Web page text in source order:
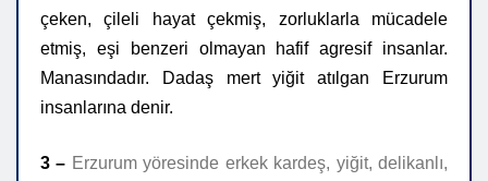
çeken, çileli hayat çekmiş, zorluklarla mücadele
etmiş, eşi benzeri olmayan hafif agresif insanlar.
Manasındadır.
Dadaş mert yiğit atılgan Erzurum
insanlarına denir.
3 – Erzurum yöresinde erkek kardeş, yiğit, delikanlı,